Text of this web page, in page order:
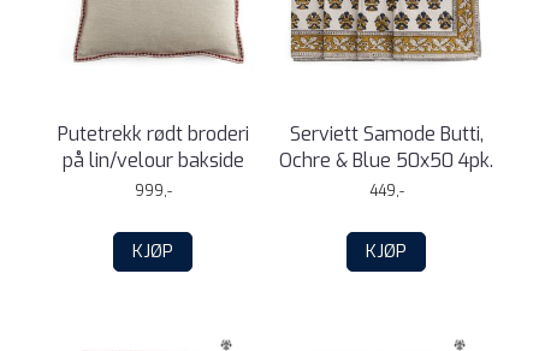
Putetrekk rødt broderi
på lin/velour bakside
999,-
KJØP
Serviett Samode Butti,
Ochre & Blue 50x50 4pk.
449,-
KJØP